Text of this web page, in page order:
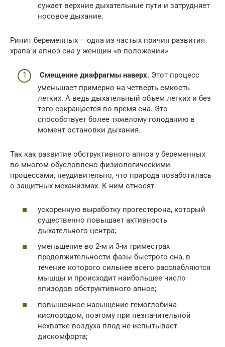
сужает верхние дыхательные пути и затрудняет
носовое дыхание.
Ринит беременных – одна из частых причин развития
храпа и апноэ сна у женщин «в положении»
Смещение диафрагмы наверх. Этот процесс
уменьшает примерно на четверть емкость
легких. А ведь дыхательный объем легких и без
того сокращается во время сна. Это
способствует более тяжелому голоданию в
момент остановки дыхания.
Так как развитие обструктивного апноэ у беременных
во многом обусловлено физиологическими
процессами, неудивительно, что природа позаботилась
о защитных механизмах. К ним относят:
ускоренную выработку прогестерона, который
существенно повышает активность
дыхательного центра;
уменьшение во 2-м и 3-м триместрах
продолжительности фазы быстрого сна, в
течение которого сильнее всего расслабляются
мышцы и происходит наибольшее число
эпизодов обструктивного апноэ;
повышенное насыщение гемоглобина
кислородом, поэтому при незначительной
нехватке воздуха плод не испытывает
дискомфорта;